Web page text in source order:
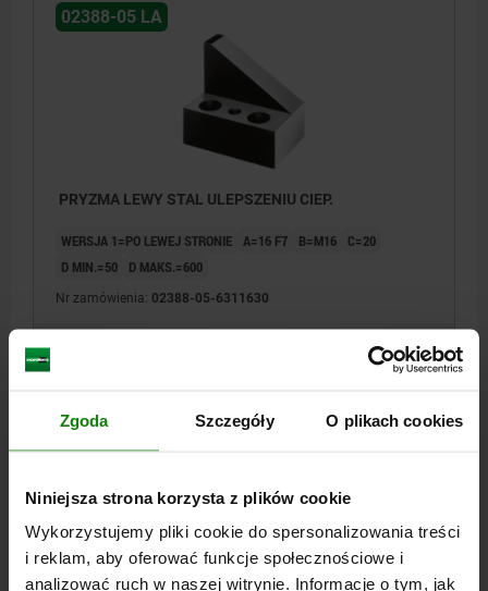
Zgoda Szczegóły O plikach cookies
Niniejsza strona korzysta z plików cookie
Wykorzystujemy pliki cookie do spersonalizowania treści
i reklam, aby oferować funkcje społecznościowe i
analizować ruch w naszej witrynie. Informacje o tym, jak
02388-05 LA
PRYZMA LEWY STAL ULEPSZENIU CIEP.
WERSJA 1=PO LEWEJ STRONIE A=16 F7 B=M16
C=20
D MIN.=50
D MAKS.=600
Nr zamówienia: 02388-05-6311630
SZCZEGÓŁY
CAD